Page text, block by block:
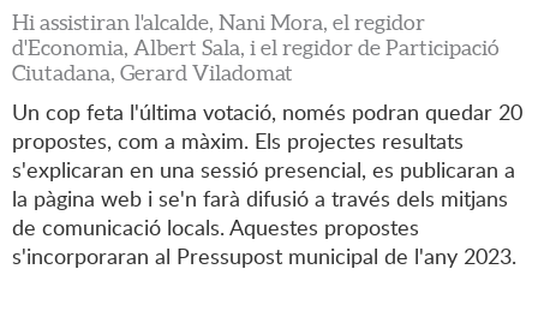
Hi assistiran l'alcalde, Nani Mora, el regidor
d'Economia, Albert Sala, i el regidor de Participació
Ciutadana, Gerard Viladomat
Un cop feta l'última votació, només podran quedar 20
propostes, com a màxim. Els projectes resultats
s'explicaran en una sessió presencial, es publicaran a
la pàgina web i se'n farà difusió a través dels mitjans
de comunicació locals. Aquestes propostes
s'incorporaran al Pressupost municipal de l'any 2023.